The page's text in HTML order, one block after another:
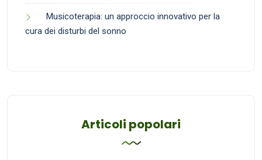
Musicoterapia: un approccio innovativo per la
cura dei disturbi del sonno
Articoli popolari